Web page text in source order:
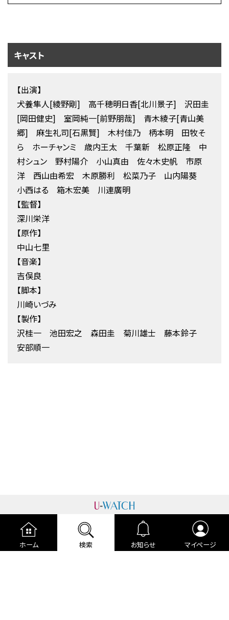
ホーム 検索 お知らせ マイページ
キャスト
【出演】
犬養隼人[綾野剛] 高千穂明日香[北川景子] 沢田圭
[岡田健史] 室岡純一[前野朋哉] 青木綾子[青山美
郷] 麻生礼司[石黒賢] 木村佳乃 柄本明 田牧そ
ら ホーチャンミ 歳内王太 千葉新 松原正隆 中
村シュン 野村陽介 小山真由 佐々木史帆 市原
洋 西山由希宏 木原勝利 松菜乃子 山内陽葵
小西はる 箱木宏美 川連廣明
【監督】
深川栄洋
【原作】
中山七里
【音楽】
吉俣良
【脚本】
川崎いづみ
【製作】
沢桂一 池田宏之 森田圭 菊川雄士 藤本鈴子
安部順一
運営者情報 プライバシーポリシー
cookieポリシー
利用規約
ご利用ガイド 編集部より
広告掲載について